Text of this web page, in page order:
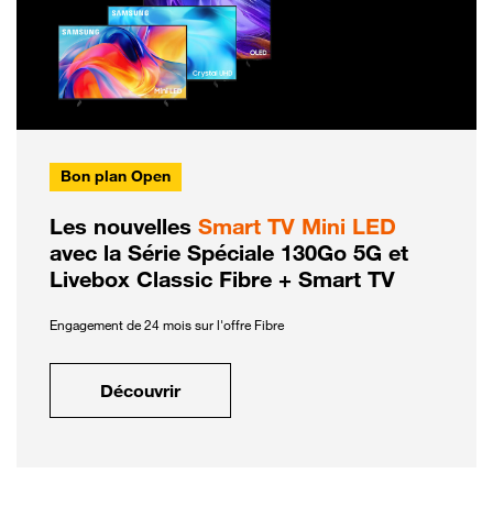
Bon plan Open
Les nouvelles Smart TV Mini LED
avec la Série Spéciale 130Go 5G et
Livebox Classic Fibre + Smart TV
Engagement de 24 mois sur l'offre Fibre
Découvrir